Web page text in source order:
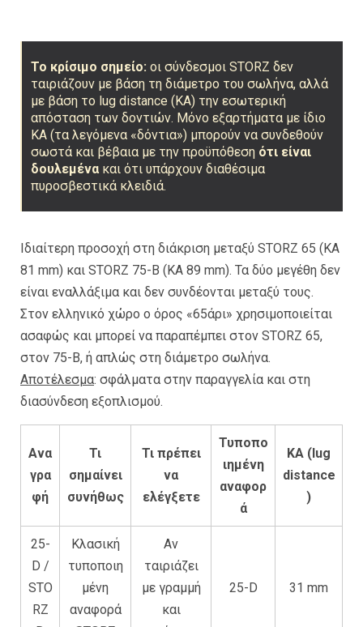
Το κρίσιμο σημείο: οι σύνδεσμοι STORZ δεν
ταιριάζουν με βάση τη διάμετρο του σωλήνα, αλλά
με βάση το lug distance (KA) την εσωτερική
απόσταση των δοντιών. Μόνο εξαρτήματα με ίδιο
KA (τα λεγόμενα «δόντια») μπορούν να συνδεθούν
σωστά και βέβαια με την προϋπόθεση ότι είναι
δουλεμένακαι ότι υπάρχουν διαθέσιμα
πυροσβεστικά κλειδιά.
Ιδιαίτερη προσοχή στη διάκριση μεταξύ STORZ 65 (KA
81 mm) και STORZ 75-B (KA 89 mm). Τα δύο μεγέθη δεν
είναι εναλλάξιμα και δεν συνδέονται μεταξύ τους.
Στον ελληνικό χώρο ο όρος «65άρι» χρησιμοποιείται
ασαφώς και μπορεί να παραπέμπει στον STORZ 65,
στον 75-B, ή απλώς στη διάμετρο σωλήνα.
Αποτέλεσμα: σφάλματα στην παραγγελία και στη
διασύνδεση εξοπλισμού.
Ανα
γρα
φή
Τι
σημαίνει
συνήθως
Τι πρέπει
να
ελέγξετε
Τυποπο
ιημένη
αναφορ
ά
KA (lug
distance
)
25-
D /
STO
RZ
Κλασική
τυποποιη
μένη
αναφορά
Αν
ταιριάζει
με γραμμή
και
25-D 31 mm